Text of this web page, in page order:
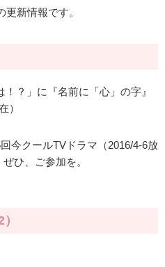
新情報です。
？」に『名前に「心」の字』
）
今クールTVドラマ（2016/4-6放
ひ、ご参加を。